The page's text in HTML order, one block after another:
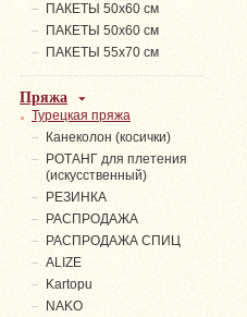
ПАКЕТЫ 50х60 см
ПАКЕТЫ 50х60 см
ПАКЕТЫ 55х70 см
Пряжа
Турецкая пряжа
Канеколон (косички)
РОТАНГ для плетения
(искусственный)
PЕЗИНКА
РАСПРОДАЖА
РАСПРОДАЖА СПИЦ
ALIZE
Kartopu
NAKO